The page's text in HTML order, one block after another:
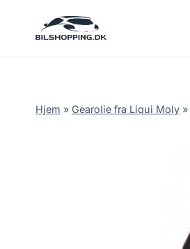
Hjem » Gearolie fra Liqui Moly »